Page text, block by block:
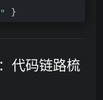
}
代码链路梳